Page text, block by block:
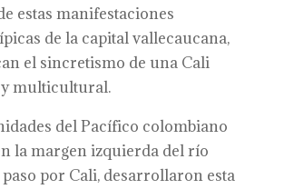
estas manifestaciones
de la capital vallecaucana,
el sincretismo de una Cali
multicultural.
del Pacífico colombiano
la margen izquierda del río
paso por Cali, desarrollaron esta